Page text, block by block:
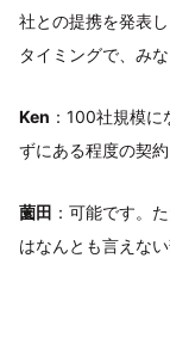
社との提携を発表
タイミングで、み
Ken ：100社規模
ずにある程度の契
薗田 ：可能です。
はなんとも言えな